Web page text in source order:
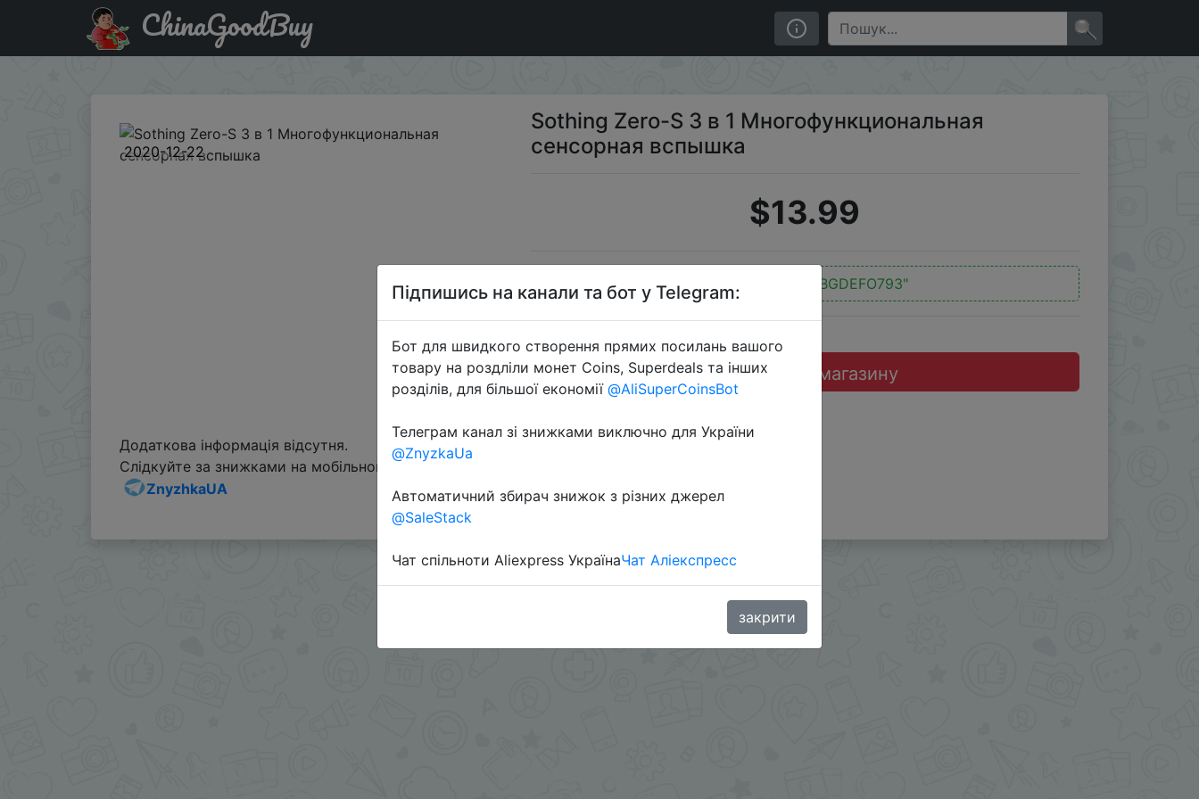
Промокод на знижку BGDEFO793 Sothing Zero-S 3 в 1 Многофункциональная сенсорная вспышка
ChinaGoodBuy
2020-12-22
Sothing Zero-S 3 в 1 Многофункциональная
сенсорная вспышка
$13.99
"BGDEFO793"
Перейти до магазину
Додаткова інформація відсутня.
Слідкуйте за знижками на мобільному, в телеграм каналі:
ZnyzhkaUA
Підпишись на канали та бот у Telegram:
Бот для швидкого створення прямих посилань вашого
товару на роздліли монет Coins, Superdeals та інших
розділів, для більшої економії @AliSuperCoinsBot
Телеграм канал зі знижками виключно для України
@ZnyzkaUa
Автоматичний збирач знижок з різних джерел
@SaleStack
Чат спільноти Aliexpress УкраїнаЧат Аліекспресс
закрити